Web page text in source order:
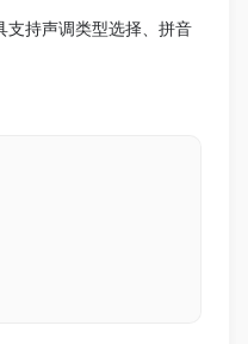
支持声调类型选择、拼音